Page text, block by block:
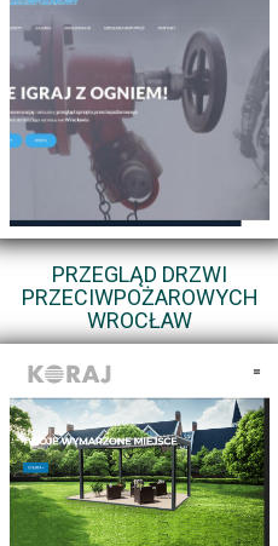
PRZEGLĄD DRZWI
PRZECIWPOŻAROWYCH
WROCŁAW